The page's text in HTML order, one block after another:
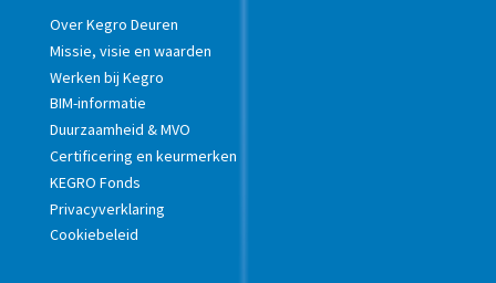
Over Kegro Deuren
Missie, visie en waarden
Werken bij Kegro
BIM-informatie
Duurzaamheid & MVO
Certificering en keurmerken
KEGRO Fonds
Privacyverklaring
Cookiebeleid